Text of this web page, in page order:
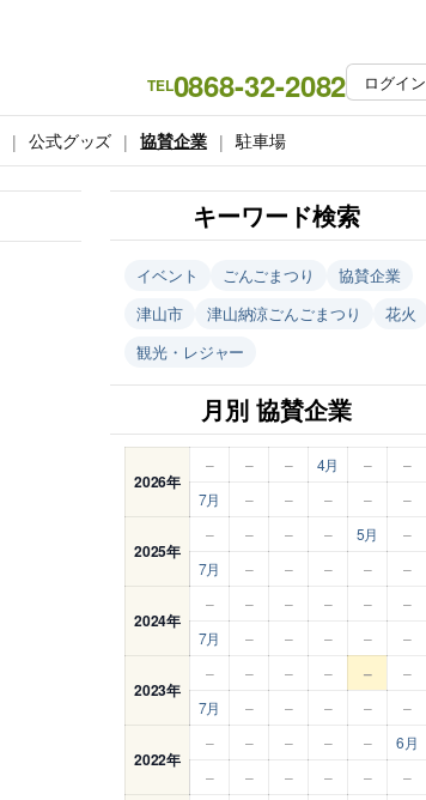
TEL0868-32-2082 ログイン
公式グッズ 協賛企業 駐車場
キーワード検索
イベント ごんごまつり
協賛企業
津山市
津山納涼ごんごまつり
花火
観光・レジャー
月別 協賛企業
2026年
– – – 4月 –
–
7月
– – – – –
2025年
– – – – 5月
–
7月
– – – – –
2024年
– – – – –
–
7月
– – – – –
2023年
– – – – –
–
7月
– – – – –
2022年
– – – – –
6月
–
– – – – –